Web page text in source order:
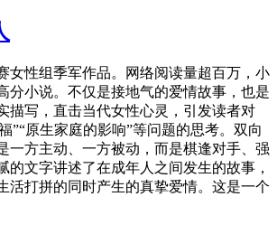
女性组季军作品。网络阅读量超百万，小
分小说。不仅是接地气的爱情故事，也是
描写，直击当代女性心灵，引发读者对
”“原生家庭的影响”等问题的思考。双向
一方主动、一方被动，而是棋逢对手、强
的文字讲述了在成年人之间发生的故事，
活打拼的同时产生的真挚爱情。这是一个